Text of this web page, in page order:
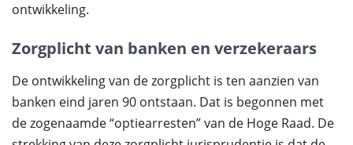
ontwikkeling.
Zorgplicht van banken en verzekeraars
De ontwikkeling van de zorgplicht is ten aanzien van
banken eind jaren 90 ontstaan. Dat is begonnen met
de zogenaamde “optiearresten” van de Hoge Raad. De